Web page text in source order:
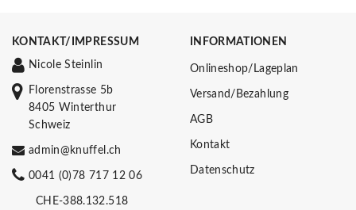
KONTAKT/IMPRESSUM
Nicole Steinlin
Florenstrasse 5b
8405 Winterthur
Schweiz
admin@knuffel.ch
0041 (0)78 717 12 06
CHE-388.132.518
INFORMATIONEN
Onlineshop/Lageplan
Versand/Bezahlung
AGB
Kontakt
Datenschutz